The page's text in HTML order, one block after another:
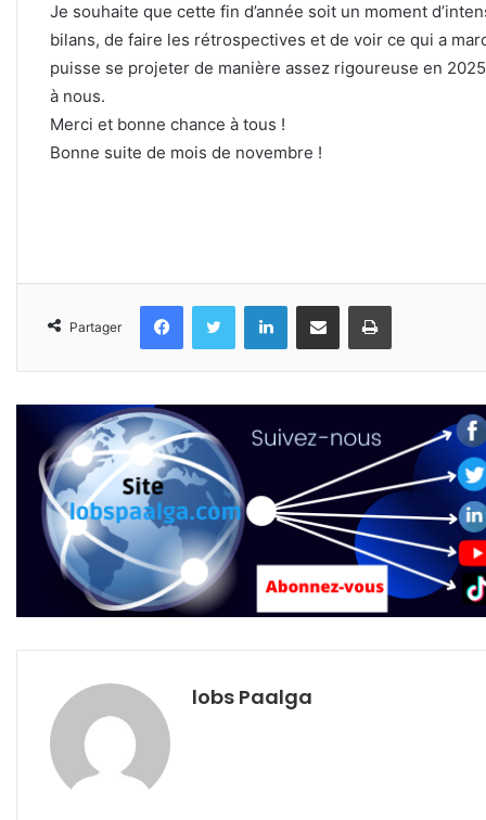
Je souhaite que cette fin d’année soit un moment
bilans, de faire les rétrospectives et de voir ce qui a
puisse se projeter de manière assez rigoureuse en
à nous.
Merci et bonne chance à tous !
Bonne suite de mois de novembre !
Partager
FacebookTwitter LinkedinPartager par email Imprimer
lobs Paalga